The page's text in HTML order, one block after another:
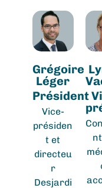
Grégoire
Léger
Président
Vice-
présiden
t et
directeu
r
Desjardi